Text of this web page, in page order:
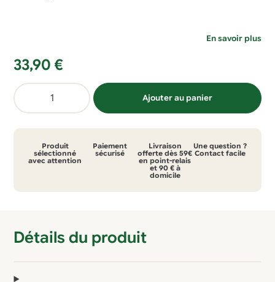
En savoir plus
33,90 €
quantité
de
vert
Ajouter au panier
Produit
sélectionné
avec attention
Paiement
sécurisé
Livraison
offerte dès 59€
en point-relais
et 90 € à
domicile
Une question ?
Contact facile
Détails du produit